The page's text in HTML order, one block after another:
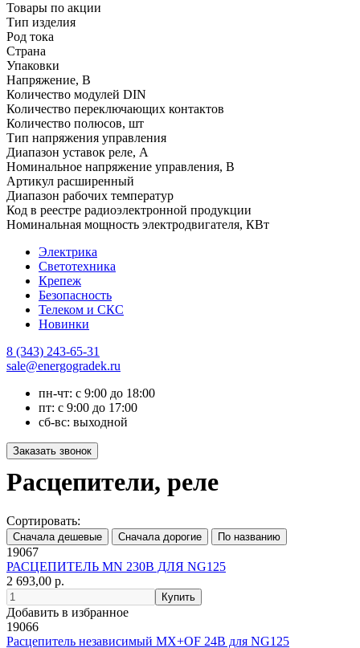
Товары по акции
Тип изделия
Род тока
Страна
Упаковки
Напряжение, В
Количество модулей DIN
Количество переключающих контактов
Количество полюсов, шт
Тип напряжения управления
Диапазон уставок реле, А
Номинальное напряжение управления, В
Артикул расширенный
Диапазон рабочих температур
Код в реестре радиоэлектронной продукции
Номинальная мощность электродвигателя, КВт
Электрика
Светотехника
Крепеж
Безопасность
Телеком и СКС
Новинки
8 (343) 243-65-31
sale@energogradek.ru
пн-чт: с 9:00 до 18:00
пт: с 9:00 до 17:00
сб-вс: выходной
Расцепители, реле
Сортировать:
19067
РАСЦЕПИТЕЛЬ MN 230В ДЛЯ NG125
2 693,00 р.
Добавить в избранное
19066
Расцепитель независимый MX+OF 24В для NG125